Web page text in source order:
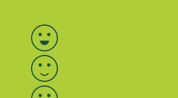
Bewertung auswählen